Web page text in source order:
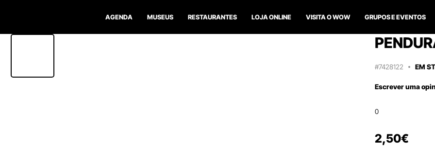
AGENDA MUSEUS RESTAURANTES LOJA ONLINE VISITA O WOW GRUPOS E EVENTOS
#7428122 EM
Escrever uma
0
2,50€